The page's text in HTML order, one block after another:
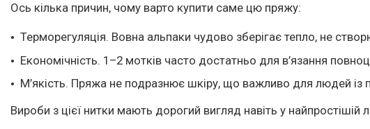
Ось кілька причин, чому варто купити саме цю пряжу:
Терморегуляція. Вовна альпаки чудово зберігає тепло, не
Економічність. 1–2 мотків часто достатньо для в’язання
М’якість. Пряжа не подразнює шкіру, що важливо для людей із
Вироби з цієї нитки мають дорогий вигляд навіть у найпростішій